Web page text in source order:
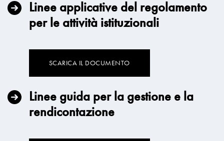
Linee applicative del regolamento
per le attività istituzionali
SCARICA IL DOCUMENTO
Linee guida per la gestione e la
rendicontazione